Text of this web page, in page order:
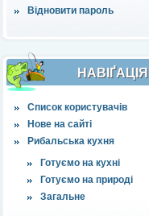
Відновити пароль
НАВІҐАЦІЯ
Список користувачів
Нове на сайті
Рибальська кухня
Готуємо на кухні
Готуємо на природі
Загальне